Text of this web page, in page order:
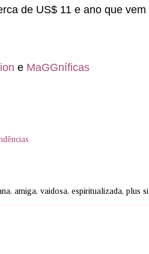
de US$ 11 e ano que
e MaGGníficas
amiga, vaidosa, espiritualizada, plus